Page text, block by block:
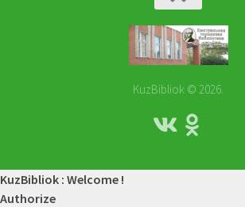
KuzBibliok © 2026.
KuzBibliok : Welcome !
Authorize